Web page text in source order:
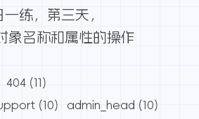
练，第三天，
名称和属性的操作
404 (11)
(10) admin_head (10)